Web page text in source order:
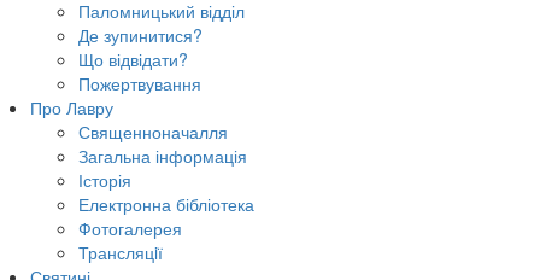
Паломницький відділ
Де зупинитися?
Що відвідати?
Пожертвування
Про Лавру
Священноначалля
Загальна інформація
Історія
Електронна бібліотека
Фотогалерея
Трансляцiї